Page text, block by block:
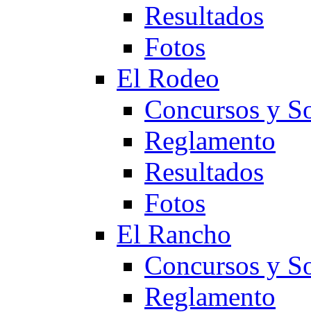
Resultados
Fotos
El Rodeo
Concursos y
Reglamento
Resultados
Fotos
El Rancho
Concursos y
Reglamento